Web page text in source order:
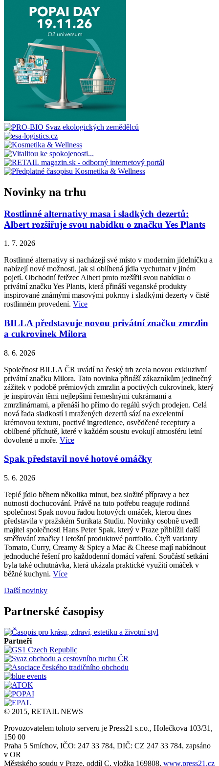
Novinky na trhu
Rostlinné alternativy masa i sladkých dezertů:
Albert rozšiřuje svou nabídku o značku Yes Plants
1. 7. 2026
Rostlinné alternativy si nacházejí své místo v moderním jídelníčku a
nabízejí nové možnosti, jak si oblíbená jídla vychutnat v jiném
pojetí. Obchodní řetězec Albert proto rozšířil svou nabídku o
privátní značku Yes Plants, která přináší veganské produkty
inspirované známými masovými pokrmy i sladkými dezerty v čistě
rostlinném provedení. Více
BILLA představuje novou privátní značku zmrzlin
a cukrovinek Milora
8. 6. 2026
Společnost BILLA ČR uvádí na český trh zcela novou exkluzivní
privátní značku Milora. Tato novinka přináší zákazníkům jedinečný
zážitek v podobě prémiových zmrzlin a poctivých cukrovinek, který
je inspirován těmi nejlepšími řemeslnými cukrárnami a
zmrzlinárnami, a přenáší ho přímo do regálů svých prodejen. Celá
nová řada sladkostí i mražených dezertů sází na excelentní
krémovou texturu, poctivé ingredience, osvědčené receptury a
oblíbené příchutě, které v každém soustu evokují atmosféru letní
dovolené u moře. Více
Spak představil nové hotové omáčky
5. 6. 2026
Teplé jídlo během několika minut, bez složité přípravy a bez
nutnosti dochucování. Právě na tuto potřebu reaguje rodinná
společnost Spak novou řadou hotových omáček, kterou dnes
představila v pražském Surikata Studiu. Novinky osobně uvedl
majitel společnosti Hans Peter Spak, který v Praze přiblížil další
směřování značky i letošní produktové portfolio. Čtyři varianty
Tomato, Curry, Creamy & Spicy a Mac & Cheese mají nabídnout
jednoduché řešení pro každodenní domácí vaření. Součástí setkání
byla také ochutnávka, která ukázala praktické využití omáček v
běžné kuchyni. Více
Další novinky
Partnerské časopisy
Partneři
© 2015, RETAIL NEWS
Provozovatelem tohoto serveru je Press21 s.r.o., Holečkova 103/31,
150 00
Praha 5 Smíchov, IČO: 247 33 784, DIČ: CZ 247 33 784, zapsáno
v OR
Městského soudu v Praze, oddíl C, vložka 169808, www.press21.cz